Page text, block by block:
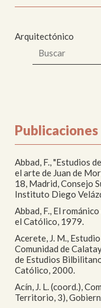
Arquitectónico
Publicaciones
Abbad, F., "Estudios
el arte de Juan de
18, Madrid, Consejo
Instituto Diego
Abbad, F., El
el Católico, 1979.
Acerete, J. M.,
Comunidad de
de Estudios
Católico, 2000.
Acín, J. L. (coord.),
Territorio, 3),